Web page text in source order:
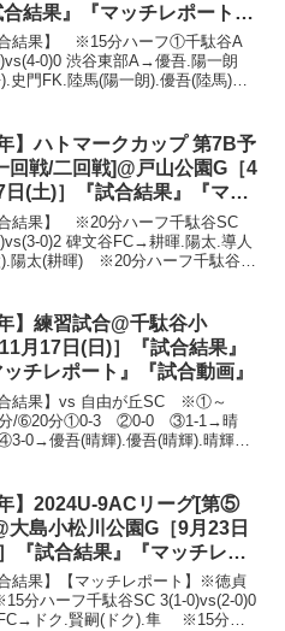
合結果』『マッチレポート』
合動画』
合結果】 ※15分ハーフ①千駄谷A
0)0 渋谷東部A→優吾.陽一朗
史門FK.陸馬(陽一朗).優吾(陸馬)②
年】ハトマークカップ 第7B予
回戦/二回戦]@戸山公園G［4
日(土)］『試合結果』『マッ
ポート』『試合動画』
合結果】 ※20分ハーフ千駄谷SC
0)2 碑文谷FC→耕暉.陽太.導人
).陽太(耕暉) ※20分ハーフ千駄谷
年】練習試合@千駄谷小
月17日(日)］『試合結果』
ッチレポート』『試合動画』
合結果】vs 自由が丘SC ※①～
/➅20分①0-3 ②0-0 ③1-1→晴
0→優吾(晴輝).優吾(晴輝).晴輝
中...
年】2024U-9ACリーグ[第⑤
大島小松川公園G［9月23日
『試合結果』『マッチレポ
』『試合動画』
合結果】【マッチレポート】※徳貞
分ハーフ千駄谷SC 3(1-0)vs(2-0)0
ドク.賢嗣(ドク).隼 ※15分